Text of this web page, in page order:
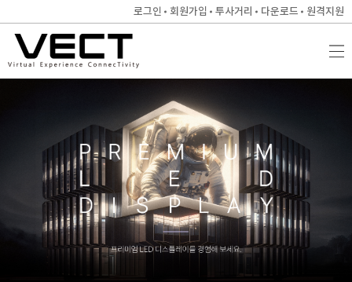
로그인 회원가입 투사거리 다운로드 원격지원